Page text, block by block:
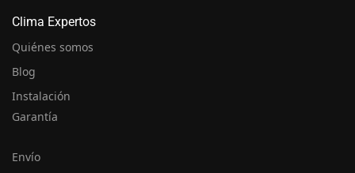
Clima Expertos
Quiénes somos
Blog
Instalación
Garantía
Envío